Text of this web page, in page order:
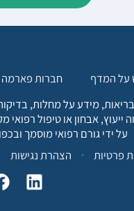
על המדף חברות פארמה
מידע על מחלות,
ייעוץ, אבחון או טיפול
על ידי גורם רפואי מוסמך
פרטיות
הצהרת נגישות